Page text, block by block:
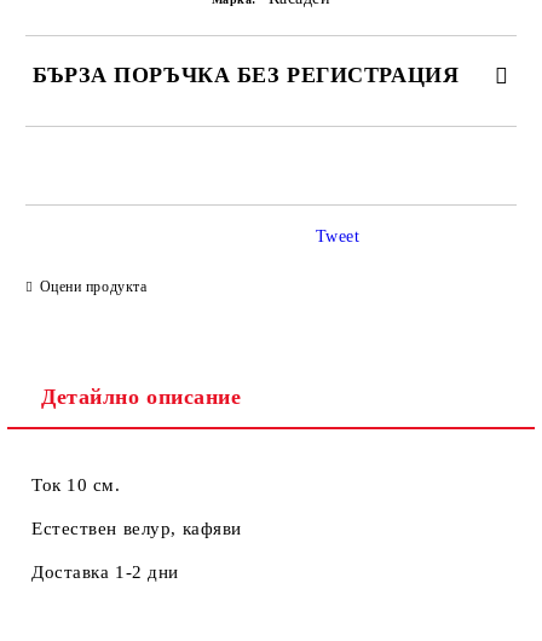
БЪРЗА ПОРЪЧКА БЕЗ РЕГИСТРАЦИЯ
Оцени продукта
Tweet
Детайлно описание
Ток 10 см.
Естествен велур, кафяви
Доставка 1-2 дни